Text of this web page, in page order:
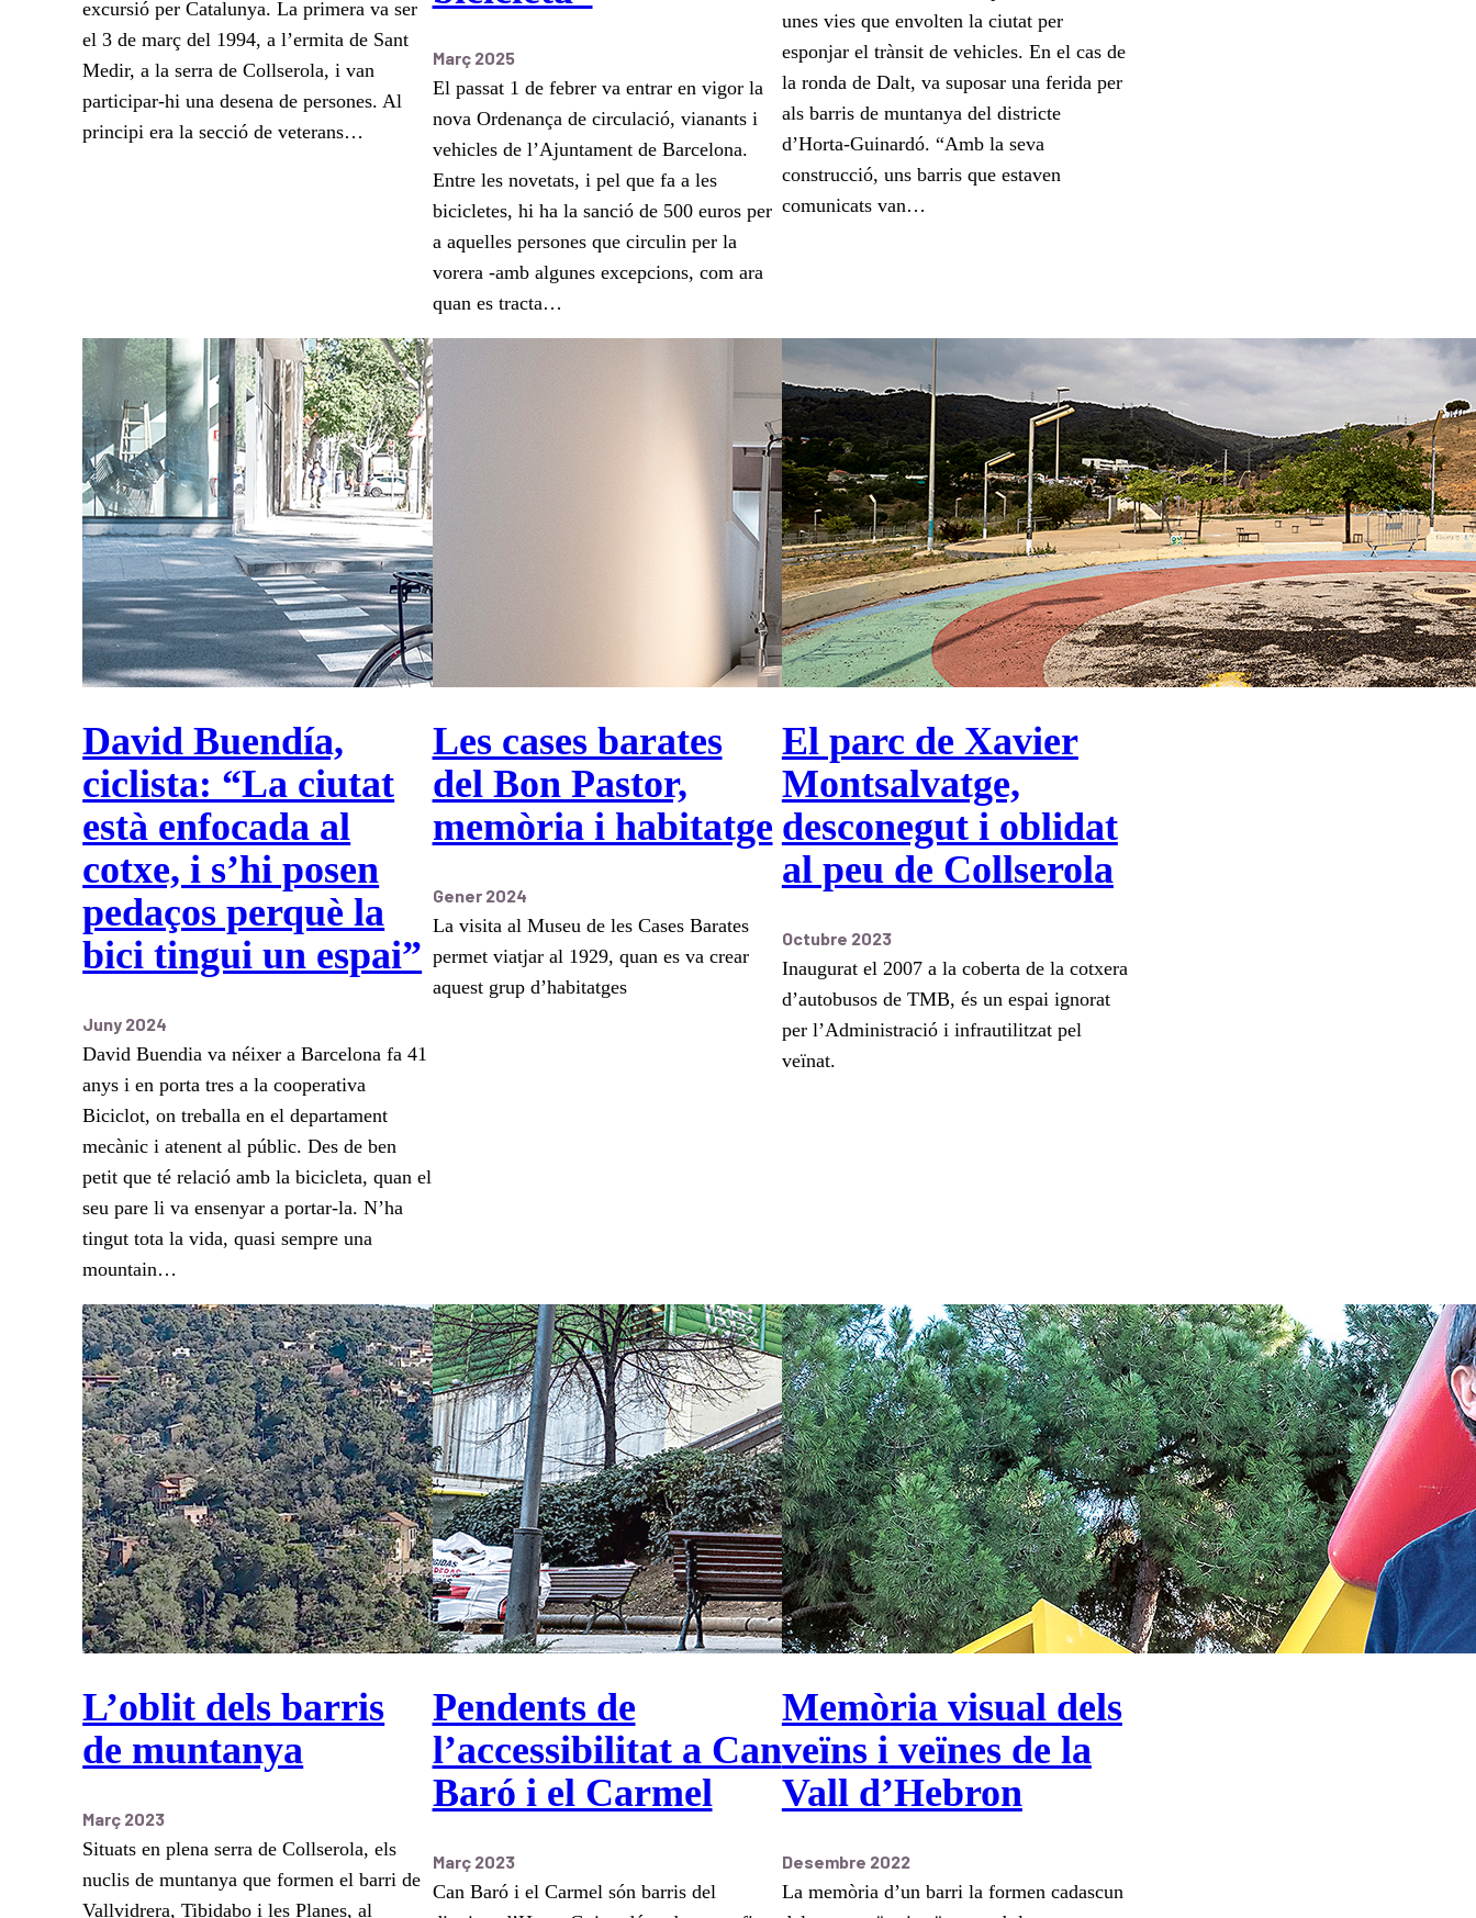
excursió per Catalunya. La primera va ser
el 3 de març del 1994, a l’ermita de Sant
Medir, a la serra de Collserola, i van
participar-hi una desena de persones. Al
principi era la secció de veterans…
Març 2025
El passat 1 de febrer va entrar en vigor la
nova Ordenança de circulació, vianants i
vehicles de l’Ajuntament de Barcelona.
Entre les novetats, i pel que fa a les
bicicletes, hi ha la sanció de 500 euros per
a aquelles persones que circulin per la
vorera -amb algunes excepcions, com ara
quan es tracta…
unes vies que envolten la ciutat per
esponjar el trànsit de vehicles. En el cas de
la ronda de Dalt, va suposar una ferida per
als barris de muntanya del districte
d’Horta-Guinardó. “Amb la seva
construcció, uns barris que estaven
comunicats van…
David Buendía,
ciclista: “La ciutat
està enfocada al
cotxe, i s’hi posen
pedaços perquè la
bici tingui un espai”
Juny 2024
David Buendia va néixer a Barcelona fa 41
anys i en porta tres a la cooperativa
Biciclot, on treballa en el departament
mecànic i atenent al públic. Des de ben
petit que té relació amb la bicicleta, quan el
seu pare li va ensenyar a portar-la. N’ha
tingut tota la vida, quasi sempre una
mountain…
Les cases barates
del Bon Pastor,
memòria i habitatge
Gener 2024
La visita al Museu de les Cases Barates
permet viatjar al 1929, quan es va crear
aquest grup d’habitatges
El parc de Xavier
Montsalvatge,
desconegut i oblidat
al peu de Collserola
Octubre 2023
Inaugurat el 2007 a la coberta de la cotxera
d’autobusos de TMB, és un espai ignorat
per l’Administració i infrautilitzat pel
veïnat.
L’oblit dels barris
de muntanya
Març 2023
Situats en plena serra de Collserola, els
nuclis de muntanya que formen el barri de
Vallvidrera, Tibidabo i les Planes, al
Pendents de
l’accessibilitat a Can
Baró i el Carmel
Març 2023
Can Baró i el Carmel són barris del
Memòria visual dels
veïns i veïnes de la
Vall d’Hebron
Desembre 2022
La memòria d’un barri la formen cadascun